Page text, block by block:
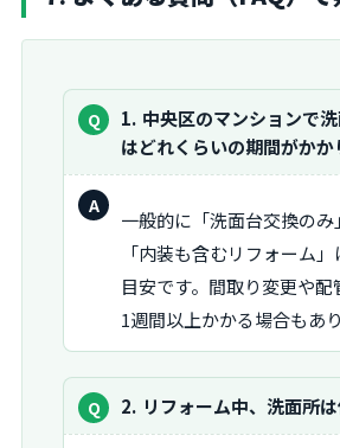
質
問：
1 中央区のマンションで
はどれくらいの期間がかか
答：
一般的に「洗面台交換のみ
「内装も含むリフォーム
目安です。間取り変更や配
1週間以上かかる場合もあり
質
問：
2 リフォーム中、洗面所